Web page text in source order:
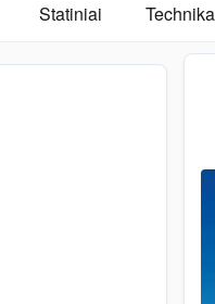
Statiniai